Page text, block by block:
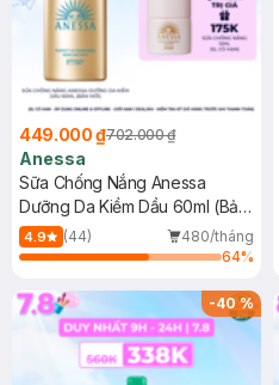
449.000 ₫702.000 ₫
Anessa
Sữa Chống Nắng Anessa
Dưỡng Da Kiềm Dầu 60ml (Bản
Mới)
4.9 (44)
480/tháng
64%
-40%